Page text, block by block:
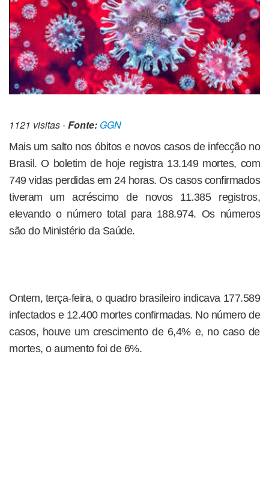
1121 visitas -Fonte: GGN
Mais um salto nos óbitos e novos casos de infecção no
Brasil. O boletim de hoje registra 13.149 mortes, com
749 vidas perdidas em 24 horas. Os casos confirmados
tiveram um acréscimo de novos 11.385 registros,
elevando o número total para 188.974. Os números
são do Ministério da Saúde.
Ontem, terça-feira, o quadro brasileiro indicava 177.589
infectados e 12.400 mortes confirmadas. No número de
casos, houve um crescimento de 6,4% e, no caso de
mortes, o aumento foi de 6%.